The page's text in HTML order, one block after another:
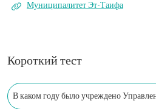
Муниципалитет Эт-Таифа
Короткий тест
В каком году было учреждено